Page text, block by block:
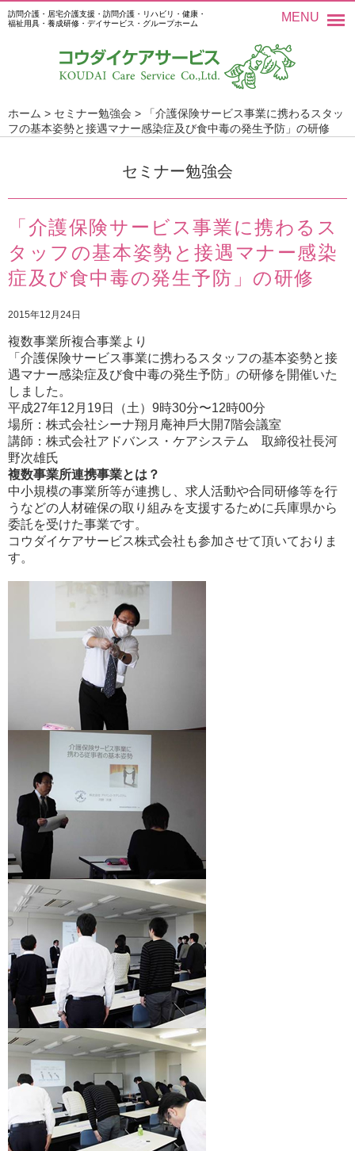
訪問介護・居宅介護支援・訪問介護・リハビリ・健康・
福祉用具・養成研修・デイサービス・グループホーム
MENU
ホーム > セミナー勉強会 >
「介護保険サービス事業に携わるスタッ
フの基本姿勢と接遇マナー感染症及び食中毒の発生予防」の研修
セミナー勉強会
「介護保険サービス事業に携わるス
タッフの基本姿勢と接遇マナー感染
症及び食中毒の発生予防」の研修
2015年12月24日
複数事業所複合事業より
「介護保険サービス事業に携わるスタッフの基本姿勢と接
遇マナー感染症及び食中毒の発生予防」の研修を開催いた
しました。
平成27年12月19日（土）9時30分〜12時00分
場所：株式会社シーナ翔月庵神⼾⼤開7階会議室
講師：株式会社アドバンス・ケアシステム 取締役社⻑河
野次雄氏
複数事業所連携事業とは？
中小規模の事業所等が連携し、求人活動や合同研修等を行
うなどの人材確保の取り組みを支援するために兵庫県から
委託を受けた事業です。
コウダイケアサービス株式会社も参加させて頂いておりま
す。